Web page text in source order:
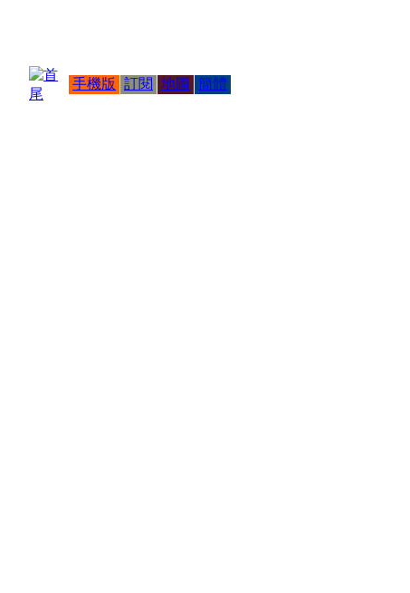
手機版 訂閱 地圖 簡體